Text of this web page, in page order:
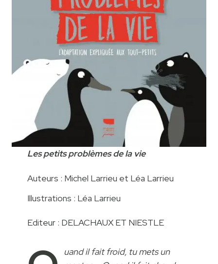
Les petits problèmes de la vie
Auteurs : Michel Larrieu et Léa Larrieu
Illustrations : Léa Larrieu
Editeur : DELACHAUX ET NIESTLE
uand il fait froid, tu mets un